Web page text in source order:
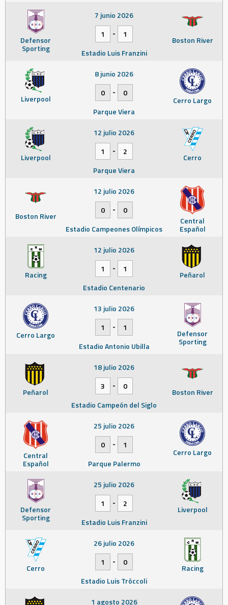
Defensor
Sporting
Boston River
7 junio 2026
1
-
1
Estadio Luis Franzini
Liverpool Cerro Largo
8 junio 2026
0
-
0
Parque Viera
Liverpool Cerro
12 julio 2026
1
-
2
Parque Viera
Boston River Central
Español
12 julio 2026
0
-
0
Estadio Campeones Olímpicos
Racing Peñarol
12 julio 2026
1
-
1
Estadio Centenario
Cerro Largo Defensor
Sporting
13 julio 2026
1
-
1
Estadio Antonio Ubilla
Peñarol Boston River
18 julio 2026
3
-
0
Estadio Campeón del Siglo
Central
Español
Cerro Largo
25 julio 2026
0
-
1
Parque Palermo
Defensor
Sporting
Liverpool
25 julio 2026
1
-
2
Estadio Luis Franzini
Cerro Racing
26 julio 2026
1
-
0
Estadio Luis Tróccoli
1 agosto 2026